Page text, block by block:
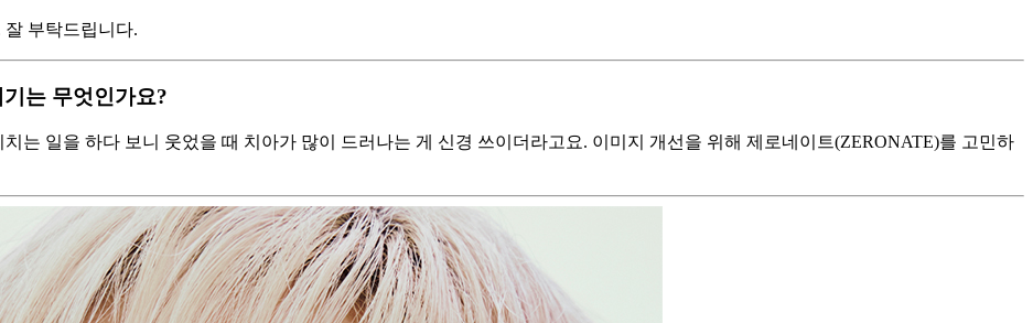
부탁드립니다.
는 무엇인가요?
는 일을 하다 보니 웃었을 때 치아가 많이 드러나는 게 신경 쓰이더라고요. 이미지 개선을 위해 제로네이트(ZERONATE)를 고민하